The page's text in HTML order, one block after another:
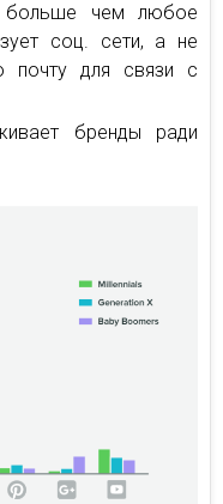
больше чем любое
соц. сети, а не
почту для связи с
бренды ради